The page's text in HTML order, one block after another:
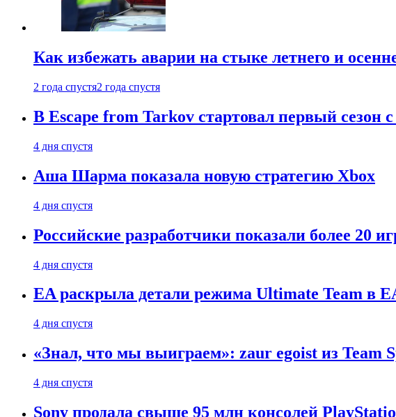
Как избежать аварии на стыке летнего и
2 года спустя2 года спустя
В Escape from Tarkov стартовал первый
4 дня спустя
Аша Шарма показала новую стратегию Xbox
4 дня спустя
Российские разработчики показали более 20
4 дня спустя
EA раскрыла детали режима Ultimate Team в
4 дня спустя
«Знал, что мы выиграем»: zaur egoist из Team
4 дня спустя
Sony продала свыше 95 млн консолей